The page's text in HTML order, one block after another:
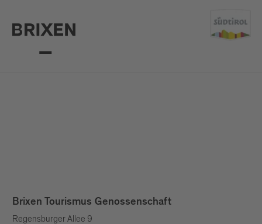
Brixen Tourismus Genossenschaft
Regensburger Allee 9